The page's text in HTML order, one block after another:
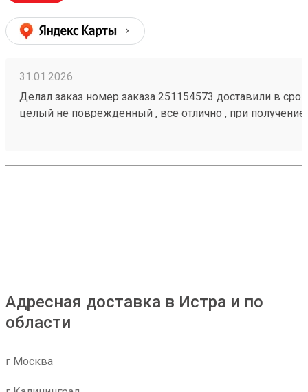
31.01.2026
Делал заказ номер заказа 251154573 доставили в
целый не поврежденный , все отлично , при
Адресная доставка в Истра и по
области
г Москва